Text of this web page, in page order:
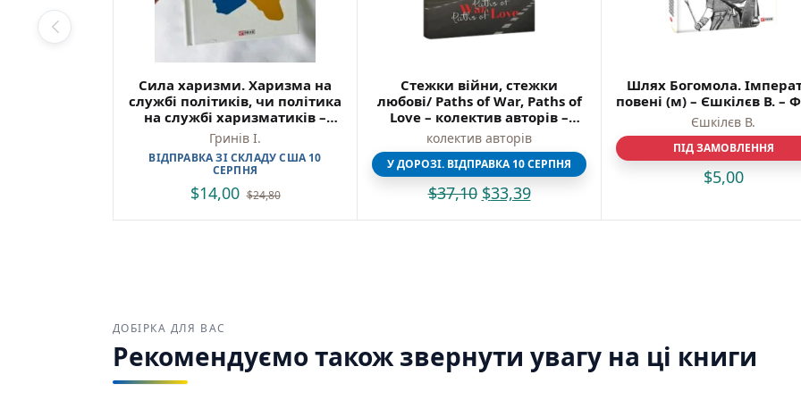
Моя бібліотека
Мої бажанки
Відгуки про нас
Сила харизми. Харизма на
службі політиків, чи політика
на службі харизматиків –
Гринів І. – Фоліо
(ПОШКОДЖЕНА)
Гринів І.
ВІДПРАВКА ЗІ СКЛАДУ США 10
СЕРПНЯ
$14,00 $24,80
Стежки війни, стежки
любові/ Paths of War, Paths of
Love – колектив авторів –
Фоліо
колектив авторів
У ДОРОЗІ. ВІДПРАВКА 10 СЕРПНЯ
$37,10 $33,39
Шлях Богомола.
повені (м) – Єшкiлєв В. –
Єшкiлєв В.
ПІД ЗАМОВЛЕННЯ
$5,00
ДОБІРКА ДЛЯ ВАС
Рекомендуємо також звернути увагу на ці книги